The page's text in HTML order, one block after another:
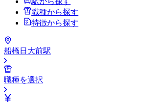
職種から探す
特徴から探す
船橋日大前駅
職種を選択